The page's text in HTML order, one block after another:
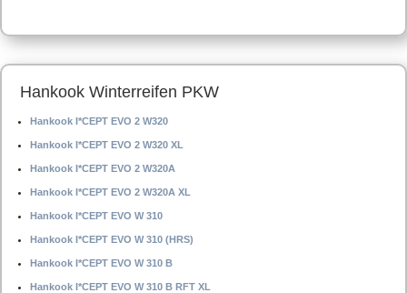
Hankook Winterreifen PKW
Hankook I*CEPT EVO 2 W320
Hankook I*CEPT EVO 2 W320 XL
Hankook I*CEPT EVO 2 W320A
Hankook I*CEPT EVO 2 W320A XL
Hankook I*CEPT EVO W 310
Hankook I*CEPT EVO W 310 (HRS)
Hankook I*CEPT EVO W 310 B
Hankook I*CEPT EVO W 310 B RFT XL